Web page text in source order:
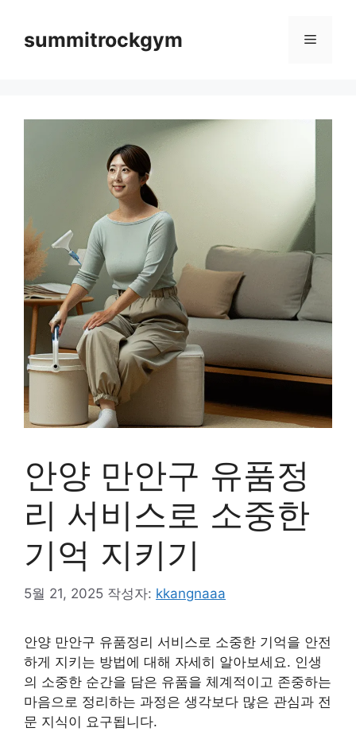
summitrockgym 메
안양 만안구 유품정
리 서비스로 소중한
기억 지키기
5월 21, 2025 작성자: kkangnaaa
안양 만안구 유품정리 서비스로 소중한 기억을 안전
하게 지키는 방법에 대해 자세히 알아보세요. 인생
의 소중한 순간을 담은 유품을 체계적이고 존중하는
마음으로 정리하는 과정은 생각보다 많은 관심과 전
문 지식이 요구됩니다.